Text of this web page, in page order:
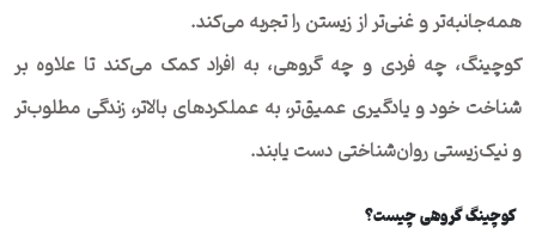
همه‌جانبه‌تر و غنی‌تر از زیستن را تجربه می‌کند.
کوچینگ، چه فردی و چه گروهی، به افراد کمک می‌کند تا علاوه بر
شناخت خود و یادگیری عمیق‌تر، به عملکردهای بالاتر، زندگی مطلوب‌تر
و نیک‌زیستی روان‌شناختی دست یابند.
کوچینگ گروهی چیست؟